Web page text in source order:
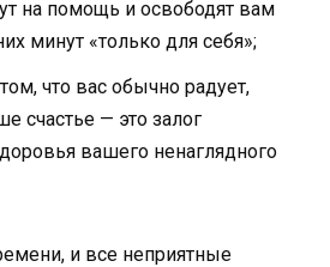
на помощь и освободят вам
минут «только для себя»;
что вас обычно радует,
счастье — это залог
вашего ненаглядного
и все неприятные